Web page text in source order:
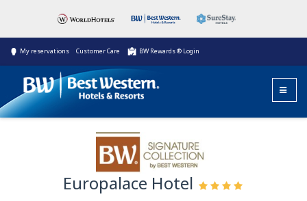
My reservations Customer Care BW Rewards ® Login
BW Signature
Europalace Hotel